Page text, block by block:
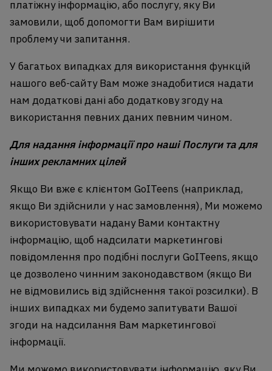
платіжну інформацію, або послугу, яку Ви
замовили, щоб допомогти Вам вирішити
проблему чи запитання.
У багатьох випадках для використання функцій
нашого веб-сайту Вам може знадобитися надати
нам додаткові дані або додаткову згоду на
використання певних даних певним чином.
Для надання інформації про наші Послуги та для
інших рекламних цілей
Якщо Ви вже є клієнтом GoITeens (наприклад,
якщо Ви здійснили у нас замовлення), Ми можемо
використовувати надану Вами контактну
інформацію, щоб надсилати маркетингові
повідомлення про подібні послуги GoITeens, якщо
це дозволено чинним законодавством (якщо Ви
не відмовились від здійснення такої розсилки). В
інших випадках ми будемо запитувати Вашої
згоди на надсилання Вам маркетингової
інформації.